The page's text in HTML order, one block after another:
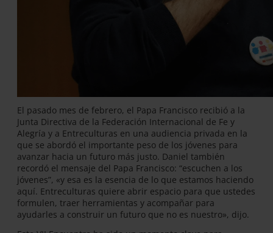
El pasado mes de febrero, el Papa Francisco recibió a la
Junta Directiva de la Federación Internacional de Fe y
Alegría y a Entreculturas en una audiencia privada en la
que se abordó el importante peso de los jóvenes para
avanzar hacia un futuro más justo. Daniel también
recordó el mensaje del Papa Francisco: “escuchen a los
jóvenes”, «y esa es la esencia de lo que estamos haciendo
aquí. Entreculturas quiere abrir espacio para que ustedes
formulen, traer herramientas y acompañar para
ayudarles a construir un futuro que no es nuestro», dijo.